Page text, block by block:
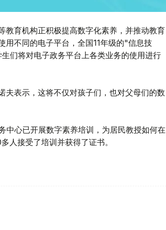
育机构正积极提高数字化素养，并推动教育
用不同的电子平台，全国11年级的"信息技
们将对电子政务平台上各类业务的使用进行
表示，这将不仅对孩子们，也对父母们的数
中心已开展数字素养培训，为居民教授如何在
人接受了培训并获得了证书。